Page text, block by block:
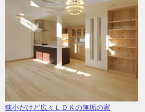
狭小だけど広々ＬＤＫの無垢の家